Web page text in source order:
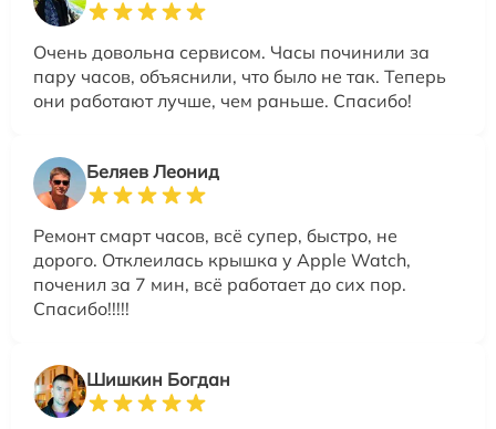
Очень довольна сервисом. Часы починили за
пару часов, объяснили, что было не так. Теперь
они работают лучше, чем раньше. Спасибо!
Беляев Леонид
Ремонт смарт часов, всё супер, быстро, не
дорого. Отклеилась крышка у Apple Watch,
поченил за 7 мин, всё работает до сих пор.
Спасибо!!!!!
Шишкин Богдан